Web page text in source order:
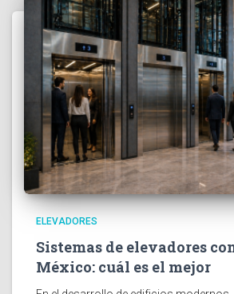
ELEVADORES
Sistemas de elevadores
México: cuál es el mejor